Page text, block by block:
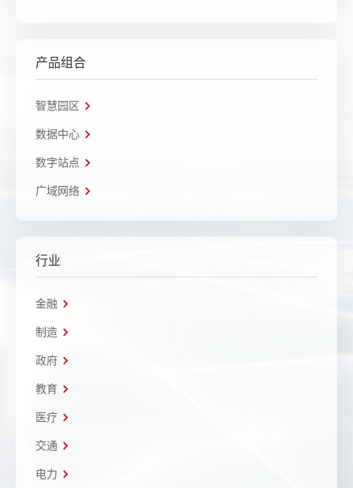
产品组合
智慧园区
数据中心
数字站点
广域网络
行业
金融
制造
政府
教育
医疗
交通
电力